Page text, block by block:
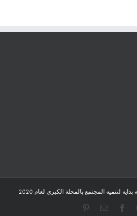
لتنميه المجتمع بالمحلة الكبرى لعام 2020
YouTube
Facebook
Email